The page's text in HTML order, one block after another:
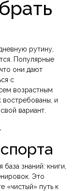
рутину,
Популярные
они дают
с
возрастным
востребованы, и
вариант.
знаний: книги,
Это
«чистый» путь к